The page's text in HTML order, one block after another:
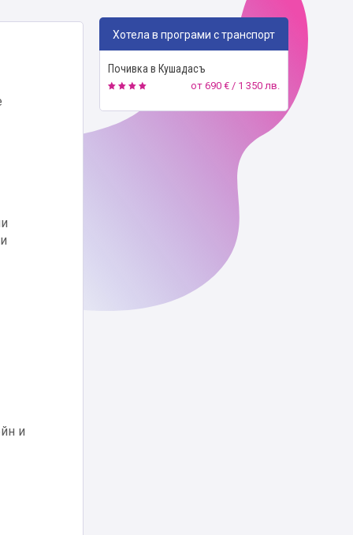
и
Хотела в програми с транспорт
Почивка в Кушадасъ
от 690 € / 1 350 лв.